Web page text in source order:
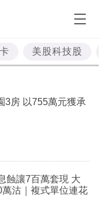
美股科技股
3房 以755萬元獲承
蝕讓7百萬套現 大
萬沽｜複式單位連花